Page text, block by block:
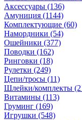
Аксессуары (136)
Амуниция (1144)
Комплектующие (60)
Намордники (54)
Ошейники (377)
Поводки (162)
Ринговки (18)
Рулетки (249)
Цепи/тросы (11)
Шлейки/комплекты
Витамины (113)
Груминг (169)
Игрушки (548)